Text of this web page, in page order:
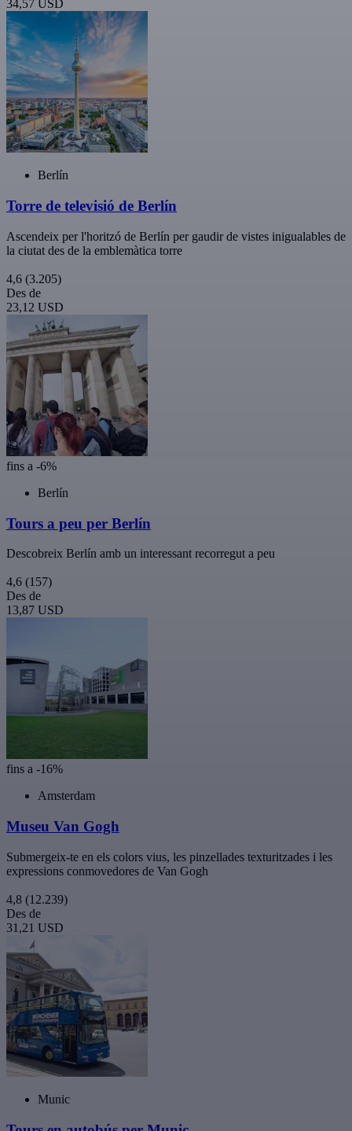
34,57 USD
Berlín
Torre de televisió de Berlín
Ascendeix per l'horitzó de Berlín per gaudir de vistes inigualables de
la ciutat des de la emblemàtica torre
4,6 (3.205)
Des de
23,12 USD
fins a -6%
Berlín
Tours a peu per Berlín
Descobreix Berlín amb un interessant recorregut a peu
4,6 (157)
Des de
13,87 USD
fins a -16%
Amsterdam
Museu Van Gogh
Submergeix-te en els colors vius, les pinzellades texturitzades i les
expressions conmovedores de Van Gogh
4,8 (12.239)
Des de
31,21 USD
Munic